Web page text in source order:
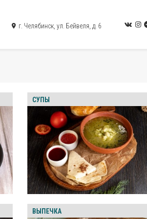
г. Челябинск, ул. Бейвеля, д. 6
СУПЫ
ВЫПЕЧКА